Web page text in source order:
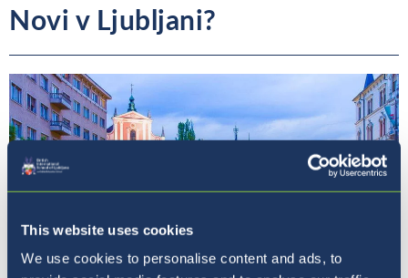
This website uses cookies
We use cookies to personalise content and ads, to
Novi v Ljubljani?